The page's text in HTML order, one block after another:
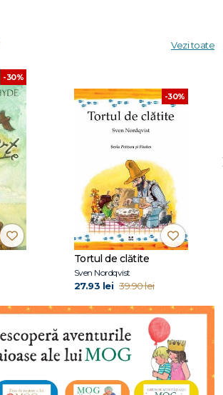
Vezi toate
-30%
-30%
Tortul de clătite
Sven Nordqvist
27.93 lei 39.90 lei